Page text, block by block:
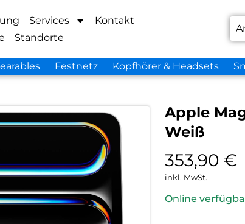
Services
Kontakt
Standorte
Festnetz Kopfhörer & Headsets
Apple
Weiß
353,90 €
inkl. MwSt.
Online